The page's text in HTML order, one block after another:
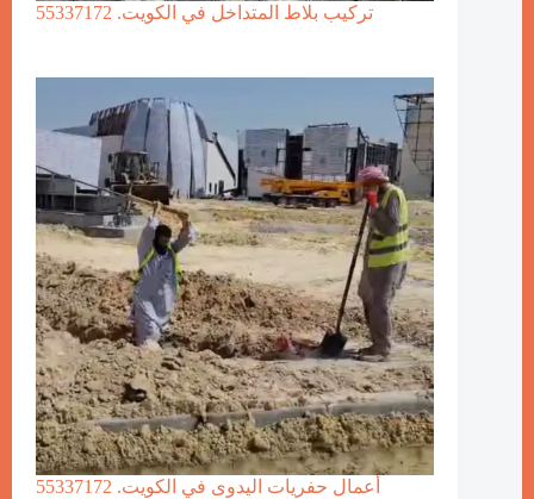
تركيب بلاط المتداخل في الكويت. 55337172
أعمال حفريات اليدوى في الكويت. 55337172